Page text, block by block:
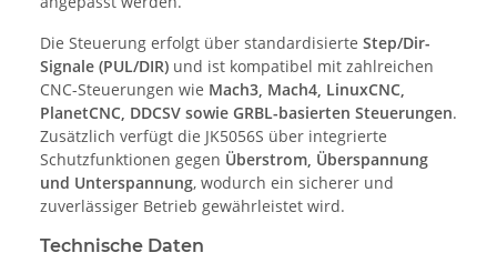
Die Steuerung erfolgt über standardisierte Step/Dir-
Signale (PUL/DIR) und ist kompatibel mit zahlreichen
CNC-Steuerungen wie Mach3, Mach4, LinuxCNC,
PlanetCNC, DDCSV sowie GRBL-basierten Steuerungen.
Zusätzlich verfügt die JK5056S über integrierte
Schutzfunktionen gegen Überstrom, Überspannung
und Unterspannung, wodurch ein sicherer und
zuverlässiger Betrieb gewährleistet wird.
Technische Daten